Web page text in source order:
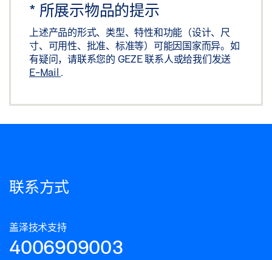
* 所展示物品的提示
上述产品的形式、类型、特性和功能（设计、尺
寸、可用性、批准、标准等）可能因国家而异。如
有疑问，请联系您的 GEZE 联系人或给我们发送
E-Mail .
联系方式
盖泽技术支持
4006909003